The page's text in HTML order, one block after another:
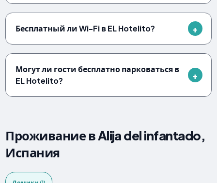
Бесплатный ли Wi-Fi в EL Hotelito?
Могут ли гости бесплатно парковаться в
EL Hotelito?
Проживание в Alija del infantado,
Испания